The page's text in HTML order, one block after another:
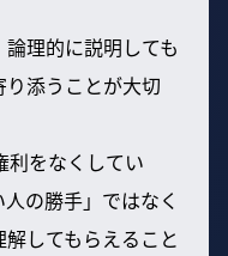
理的に説明しても
添うことが大切
利をなくしてい
の勝手」ではなく
してもらえること